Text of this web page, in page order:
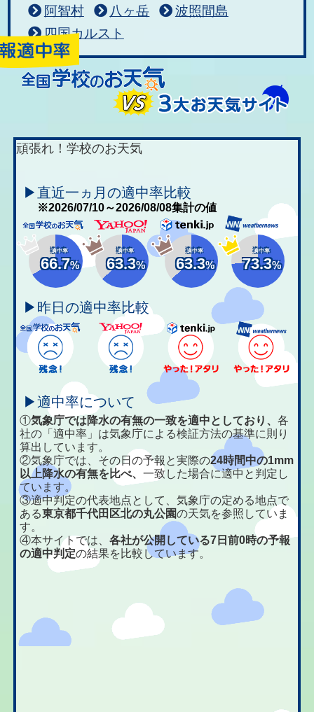
阿智村
八ヶ岳
波照間島
四国カルスト
頑張れ！学校のお天気
▶直近一ヵ月の適中率比較
※2026/07/10～2026/08/08集計の値
適中率
66.7%
適中率
63.3%
適中率
63.3%
適中率
73.3%
▶昨日の適中率比較
▶適中率について
①気象庁では降水の有無の一致を適中としており、各
社の「適中率」は気象庁による検証方法の基準に則り
算出しています。
②気象庁では、その日の予報と実際の24時間中の1mm
以上降水の有無を比べ、一致した場合に適中と判定し
ています。
③適中判定の代表地点として、気象庁の定める地点で
ある東京都千代田区北の丸公園の天気を参照していま
す。
④本サイトでは、各社が公開している7日前0時の予報
の適中判定の結果を比較しています。